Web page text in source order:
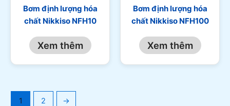
Bơm định lượng hóa
chất Nikkiso NFH10
Xem thêm
Bơm định lượng hóa
chất Nikkiso NFH100
Xem thêm
1 2 →